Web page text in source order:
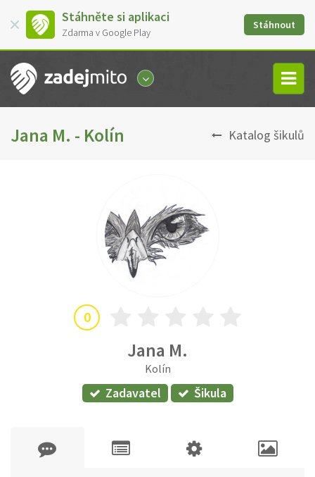
Stáhněte si aplikaci
Zdarma v Google Play
Stáhnout
Jana M. - Kolín Katalog šikulů
0
Jana M.
Kolín
Zadavatel Šikula